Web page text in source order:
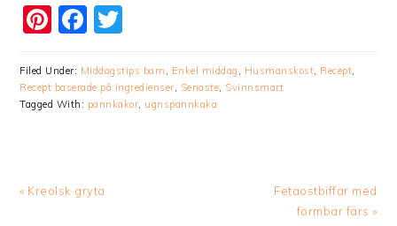
Pinterest
Facebook
Filed Under: Middagstips barn Enkel middag Husmanskost Recept
Recept baserade på ingredienser
Senaste Svinnsmart
Tagged With: pannkakor ugnspannkaka
Previous
« Kreolsk gryta
Next
Post:
Fetaostbiffar med
formbar färs »